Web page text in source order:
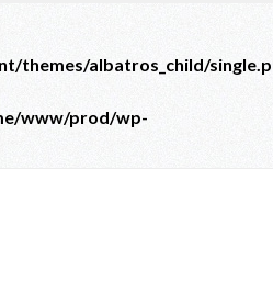
themes/albatros_child/
www/prod/wp-